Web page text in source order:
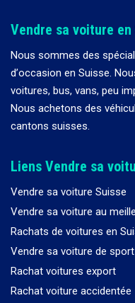
Vendre sa voiture en
Nous sommes des
d’occasion en Suisse.
voitures, bus, vans, peu
Nous achetons des
cantons suisses.
Liens Vendre sa
Vendre sa voiture Suisse
Vendre sa voiture au
Rachats de voitures en
Vendre sa voiture de sport
Rachat voitures export
Rachat voiture accidentée